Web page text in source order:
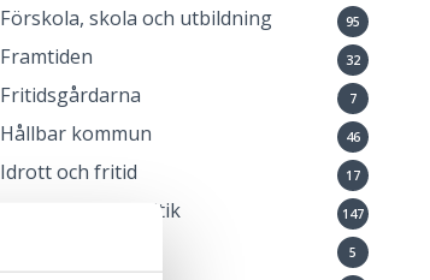
Förskola, skola och utbildning 95
Framtiden 32
Fritidsgårdarna 7
Hållbar kommun 46
Idrott och fritid 17
Kommun och politik 147
5